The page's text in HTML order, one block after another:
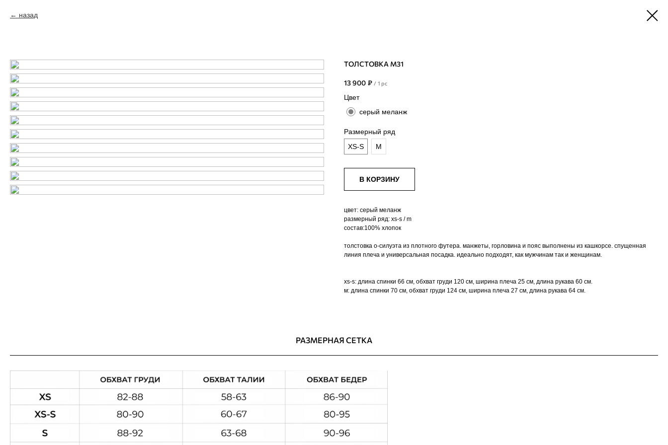
назад
ТОЛСТОВКА М31
13 900 ₽ / 1 pc
Цвет
серый меланж
Размерный ряд
XS-S
M
В КОРЗИНУ
цвет: серый меланж
размерный ряд: xs-s / m
состав:100% хлопок
толстовка о-силуэта из плотного футера. манжеты, горловина и пояс выполнены из кашкорсе. спущенная
линия плеча и универсальная посадка. идеально подходят, как мужчинам так и женщинам.
xs-s: длина спинки 66 см, обхват груди 120 см, ширина плеча 25 см, длина рукава 60 см.
м: длина спинки 70 см, обхват груди 124 см, ширина плеча 27 см, длина рукава 64 см.
РАЗМЕРНАЯ СЕТКА